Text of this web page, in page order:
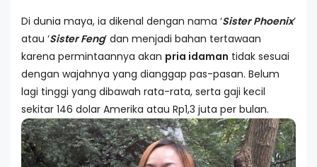
Di dunia maya, ia dikenal dengan nama ‘Sister Phoenix’
atau ‘Sister Feng’ dan menjadi bahan tertawaan
karena permintaannya akan pria idaman tidak sesuai
dengan wajahnya yang dianggap pas-pasan. Belum
lagi tinggi yang dibawah rata-rata, serta gaji kecil
sekitar 146 dolar Amerika atau Rp1,3 juta per bulan.